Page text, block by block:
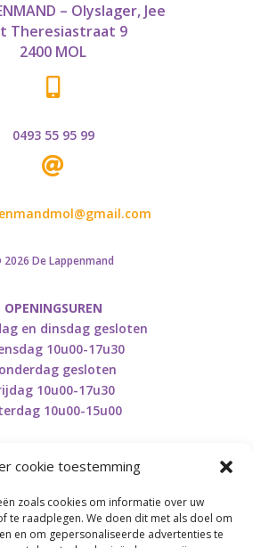
cookie toestemming
zoals cookies om informatie over uw
te raadplegen. We doen dit met als doel om
en om gepersonaliseerde advertenties te
– Olyslager, Jee
Theresiastraat 9
2400 MOL

0493 55 95 99

De Lappenmand
OPENINGSUREN
en dinsdag gesloten
10u00-17u30
gesloten
10u00-17u30
10u00-15u00